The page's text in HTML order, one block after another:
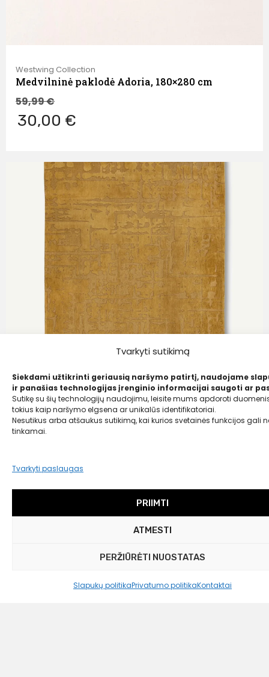
Tvarkyti sutikimą
Siekdami užtikrinti geriausią naršymo patirtį, naudojame
ir panašias technologijas įrenginio informacijai saugoti ar
Sutikę su šių technologijų naudojimu, leisite mums apdoroti
tokius kaip naršymo elgsena ar unikalūs identifikatoriai.
Nesutikus arba atšaukus sutikimą, kai kurios svetainės funkcijos gali
tinkamai.
Tvarkyti paslaugas
PRIIMTI
ATMESTI
PERŽIŪRĖTI NUOSTATAS
Slapukų politikaPrivatumo politikaKontaktai
Westwing Collection
Medvilninė paklodė Adoria, 180×280 cm
59,99€
30,00 €
Louis de Poortere
Liko tik 1 vnt.
199,00€